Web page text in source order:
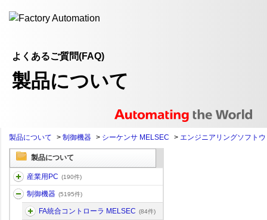
よくあるご質問(FAQ)
製品について
製品について > 制御機器 > シーケンサ MELSEC > エンジニアリングソフト
製品について
産業用PC (190件)
制御機器 (5195件)
FA統合コントローラ MELSEC (84件)